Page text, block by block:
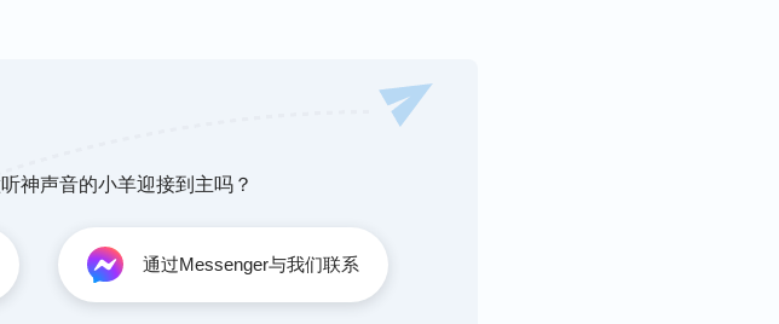
痛苦，当然，人也很难得到真正的释放、自由，
，天天为着赚到更多的钱过上人上人的生活而奔
时候，我每天都和时间赛跑，忙到顾不上孩子，
神声音的小羊迎接到主吗？
通过Messenger与我们联系